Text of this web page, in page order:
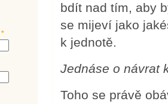
*
bdít nad tím, aby
se mijeví jako
k jednotě.
Jednáse o návrat
Toho se právě